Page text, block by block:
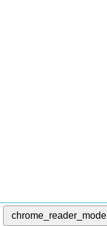
chrome_reader_mode